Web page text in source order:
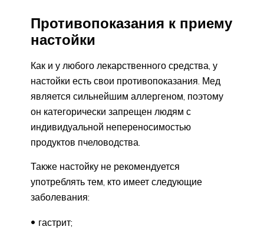
Противопоказания к приему
настойки
Как и у любого лекарственного средства, у
настойки есть свои противопоказания. Мед
является сильнейшим аллергеном, поэтому
он категорически запрещен людям с
индивидуальной непереносимостью
продуктов пчеловодства.
Также настойку не рекомендуется
употреблять тем, кто имеет следующие
заболевания:
гастрит;